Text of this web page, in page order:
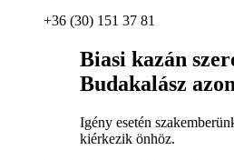
+36 (30) 151 37 81
Biasi kazán
Budakalász
Igény esetén
kiérkezik önhöz.